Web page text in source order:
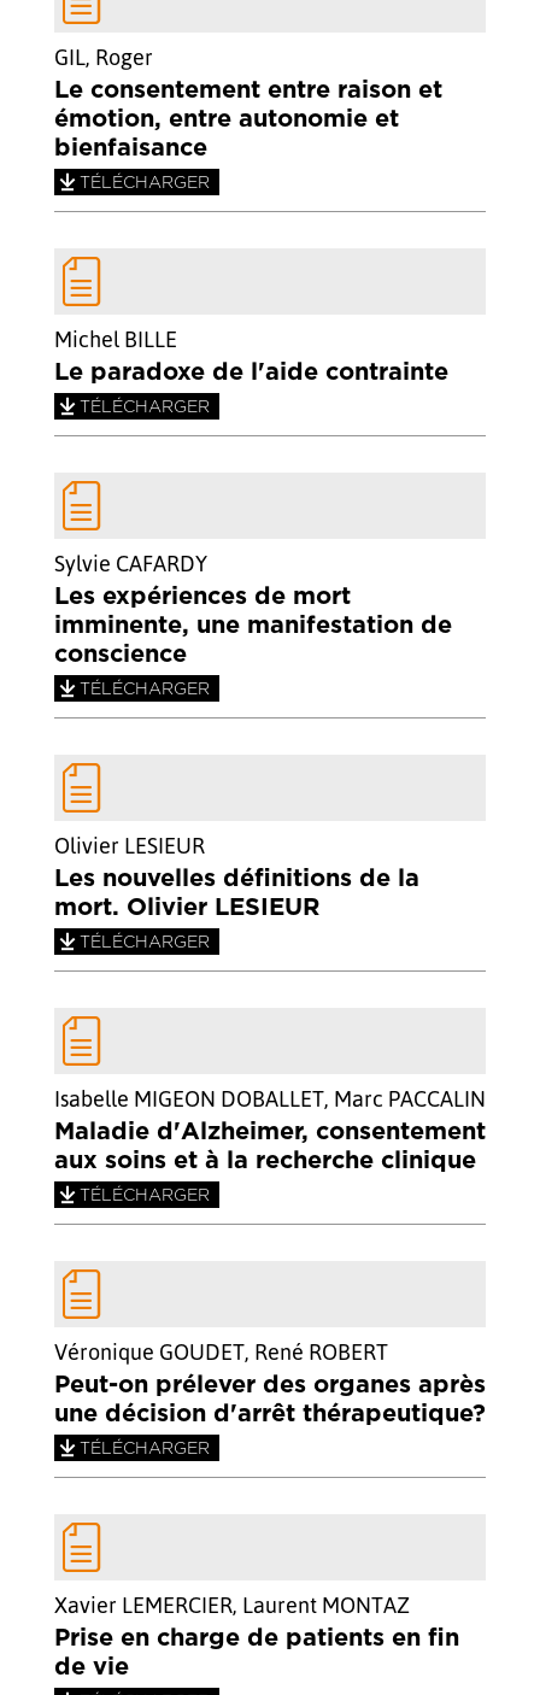
GIL, Roger
Le consentement entre raison et
émotion, entre autonomie et
bienfaisance
TÉLÉCHARGER
Michel BILLE
Le paradoxe de l'aide contrainte
TÉLÉCHARGER
Sylvie CAFARDY
Les expériences de mort
imminente, une manifestation de
conscience
TÉLÉCHARGER
Olivier LESIEUR
Les nouvelles définitions de la
mort. Olivier LESIEUR
TÉLÉCHARGER
Isabelle MIGEON DOBALLET, Marc PACCALIN
Maladie d'Alzheimer, consentement
aux soins et à la recherche clinique
TÉLÉCHARGER
Véronique GOUDET, René ROBERT
Peut-on prélever des organes après
une décision d'arrêt thérapeutique?
TÉLÉCHARGER
Xavier LEMERCIER, Laurent MONTAZ
Prise en charge de patients en fin
de vie